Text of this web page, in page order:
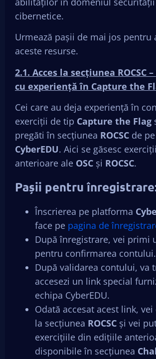
cibernetice.
Urmează pașii de mai jos pentru
aceste resurse.
2.1. Acces la secțiunea ROCSC
cu experiență în Capture the
Cei care au deja experiență în
exerciții de tip Capture the Flag
pregăti în secțiunea ROCSC de
CyberEDU. Aici se găsesc
anterioare ale OSC și ROCSC.
Pașii pentru
Înscrierea pe platforma
face pe pagina de
După înregistrare, vei primi
pentru confirmarea contului.
După validarea contului, va
accesezi un link special
echipa CyberEDU.
Odată accesat acest link,
la secțiunea ROCSC și vei
exercițiile din edițiile
disponibile în secțiunea